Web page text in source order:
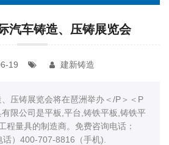
汽车铸造、压铸展览会
19 建新铸造
压铸展览会将在琶洲举办＜/P＞＜P
限公司是平板,平台,铸铁平板,铸铁平
程量具的制造商。免费咨询电话：
）400-707-8816（手机).